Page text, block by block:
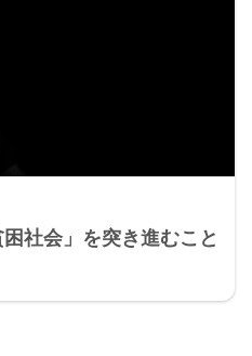
社会」を突き進むこと